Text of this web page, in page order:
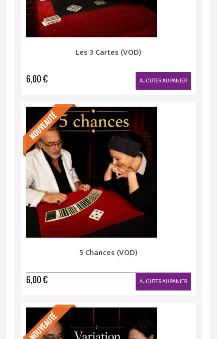
Les 3 Cartes (VOD)
6,00 € AJOUTER AU PANIER
5 Chances (VOD)
6,00 € AJOUTER AU PANIER